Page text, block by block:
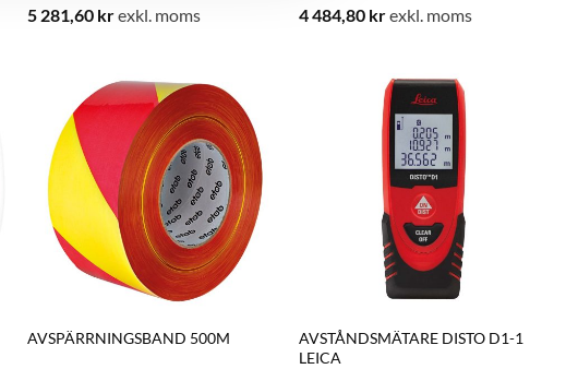
5 281,60 krexkl. moms 4 484,80 krexkl. moms
AVSPÄRRNINGSBAND 500M
AVSTÅNDSMÄTARE DISTO D1-1
LEICA